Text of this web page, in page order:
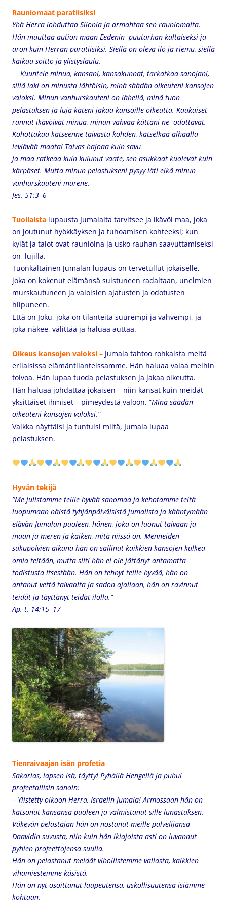
Rauniomaat paratiisiksi
Yhä Herra lohduttaa Siionia ja armahtaa sen rauniomaita.
Hän muuttaa aution maan Eedenin puutarhan kaltaiseksi ja
aron kuin Herran paratiisiksi. Siellä on oleva ilo ja riemu, siellä
kaikuu soitto ja ylistyslaulu.
Kuuntele minua, kansani, kansakunnat, tarkatkaa sanojani,
sillä laki on minusta lähtöisin, minä säädän oikeuteni kansojen
valoksi. Minun vanhurskauteni on lähellä, minä tuon
pelastuksen ja luja käteni jakaa kansoille oikeutta. Kaukaiset
rannat ikävöivät minua, minun vahvaa kättäni ne odottavat.
Kohottakaa katseenne taivasta kohden, katselkaa alhaalla
leviävää maata! Taivas hajoaa kuin savu
ja maa ratkeaa kuin kulunut vaate, sen asukkaat kuolevat kuin
kärpäset. Mutta minun pelastukseni pysyy iäti eikä minun
vanhurskauteni murene.
Jes. 51:3–6
Tuollaista lupausta Jumalalta tarvitsee ja ikävöi maa, joka
on joutunut hyökkäyksen ja tuhoamisen kohteeksi; kun
kylät ja talot ovat raunioina ja usko rauhan saavuttamiseksi
on lujilla.
Tuonkaltainen Jumalan lupaus on tervetullut jokaiselle,
joka on kokenut elämänsä suistuneen radaltaan, unelmien
murskautuneen ja valoisien ajatusten ja odotusten
hiipuneen.
Että on Joku, joka on tilanteita suurempi ja vahvempi, ja
joka näkee, välittää ja haluaa auttaa.
Oikeus kansojen valoksi – Jumala tahtoo rohkaista meitä
erilaisissa elämäntilanteissamme. Hän haluaa valaa meihin
toivoa. Hän lupaa tuoda pelastuksen ja jakaa oikeutta.
Hän haluaa johdattaa jokaisen – niin kansat kuin meidät
yksittäiset ihmiset – pimeydestä valoon. ”Minä säädän
oikeuteni kansojen valoksi.”
Vaikka näyttäisi ja tuntuisi miltä, Jumala lupaa
pelastuksen.
Hyvän tekijä
”Me julistamme teille hyvää sanomaa ja kehotamme teitä
luopumaan näistä tyhjänpäiväisistä jumalista ja kääntymään
elävän Jumalan puoleen, hänen, joka on luonut taivaan ja
maan ja meren ja kaiken, mitä niissä on. Menneiden
sukupolvien aikana hän on sallinut kaikkien kansojen kulkea
omia teitään, mutta silti hän ei ole jättänyt antamatta
todistusta itsestään. Hän on tehnyt teille hyvää, hän on
antanut vettä taivaalta ja sadon ajallaan, hän on ravinnut
teidät ja täyttänyt teidät ilolla.”
Ap. t. 14:15–17
Tienraivaajan isän profetia
Sakarias, lapsen isä, täyttyi Pyhällä Hengellä ja puhui
profeetallisin sanoin:
– Ylistetty olkoon Herra, Israelin Jumala!Armossaan hän on
katsonut kansansa puoleen ja valmistanut sille lunastuksen.
Väkevän pelastajan hän on nostanut meille palvelijansa
Daavidin suvusta, niin kuin hän ikiajoista asti on luvannut
pyhien profeettojensa suulla.
Hän on pelastanut meidät vihollistemme vallasta, kaikkien
vihamiestemme käsistä.
Hän on nyt osoittanut laupeutensa, uskollisuutensa isiämme
kohtaan.